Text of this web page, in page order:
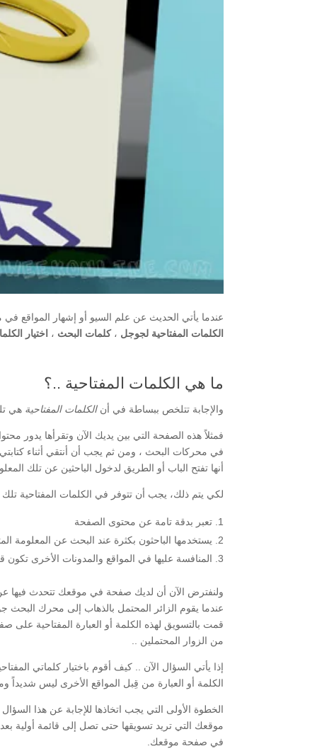
عندما يأتي الحديث عن علم السيو أو إشهار المواقع
الكلمات المفتاحية لجوجل ،كلمات البحث ، اختيار
ما هي الكلمات المفتاحية ..؟
والإجابة تتلخص ببساطة في أنالكلمات المفتاحية هي
فمثلاً هذه الصفحة التي بين يديك الآن وتقرأها يدور
في محركات البحث ، ومن ثم يجب أن أنتقي أثناء
أنها تفتح الباب أو الطريق لدخول الباحثين عن تلك
لكي يتم ذلك، يجب أن تتوفر في الكلمات المفتاحية
تعبر بدقة تامة عن محتوى الصفحة
يستخدمها الباحثون بكثرة عند البحث عن المعلومة
المنافسة عليها في المواقع والمدونات الأخرى تكون
ولنفترض الآن أن لديك صفحة في موقعك تتحدث فيها
عندما يقوم الزائر المحتمل بالذهاب إلى محرك
قمت بالتسويق لهذه الكلمة أو العبارة المفتاحية
من الزوار المحتملين ..
إذا يأتي السؤال الآن .. كيف أقوم باختيار كلماتي
الكلمة أو العبارة من قِبل المواقع الأخرى ليس شديداً
الخطوة الأولى التي يجب اتخاذها للإجابة عن هذا
موقعك التي تريد تسويقها حتى تصل إلى قائمة أولية
في صفحة موقعك.